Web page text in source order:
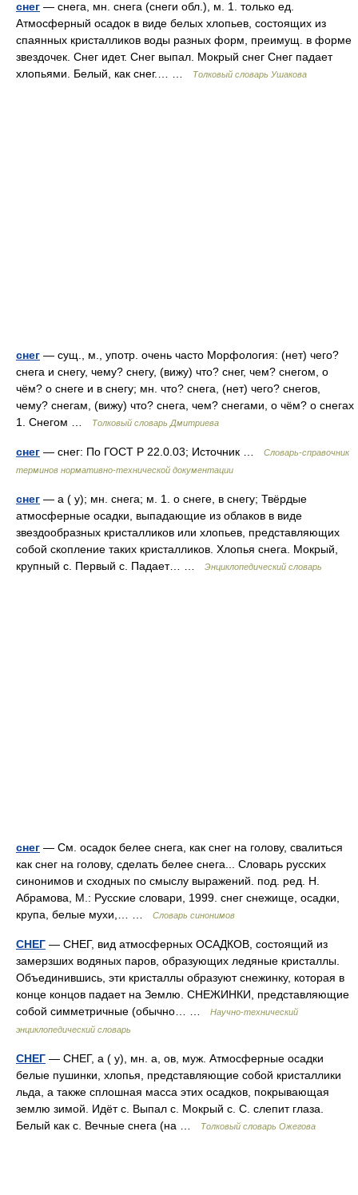
снег — снега, мн. снега (снеги обл.), м. 1. только ед.
Атмосферный осадок в виде белых хлопьев, состоящих из
спаянных кристалликов воды разных форм, преимущ. в форме
звездочек. Снег идет. Снег выпал. Мокрый снег Снег падает
хлопьями. Белый, как снег.… …
Толковый словарь Ушакова
снег — сущ., м., употр. очень часто Морфология: (нет) чего?
снега и снегу, чему? снегу, (вижу) что? снег, чем? снегом, о
чём? о снеге и в снегу; мн. что? снега, (нет) чего? снегов,
чему? снегам, (вижу) что? снега, чем? снегами, о чём? о снегах
1. Снегом …
Толковый словарь Дмитриева
снег — снег: По ГОСТ Р 22.0.03; Источник …
Словарь-справочник
терминов нормативно-технической документации
снег — а ( у); мн. снега; м. 1. о снеге, в снегу; Твёрдые
атмосферные осадки, выпадающие из облаков в виде
звездообразных кристалликов или хлопьев, представляющих
собой скопление таких кристалликов. Хлопья снега. Мокрый,
крупный с. Первый с. Падает… …
Энциклопедический словарь
снег — См. осадок белее снега, как снег на голову, свалиться
как снег на голову, сделать белее снега... Словарь русских
синонимов и сходных по смыслу выражений. под. ред. Н.
Абрамова, М.: Русские словари, 1999. снег снежище, осадки,
крупа, белые мухи,… …
Словарь синонимов
СНЕГ — СНЕГ, вид атмосферных ОСАДКОВ, состоящий из
замерзших водяных паров, образующих ледяные кристаллы.
Объединившись, эти кристаллы образуют снежинку, которая в
конце концов падает на Землю. СНЕЖИНКИ, представляющие
собой симметричные (обычно… …
Научно-технический
энциклопедический словарь
СНЕГ — СНЕГ, а ( у), мн. а, ов, муж. Атмосферные осадки
белые пушинки, хлопья, представляющие собой кристаллики
льда, а также сплошная масса этих осадков, покрывающая
землю зимой. Идёт с. Выпал с. Мокрый с. С. слепит глаза.
Белый как с. Вечные снега (на …
Толковый словарь Ожегова